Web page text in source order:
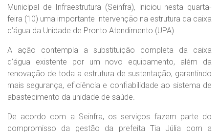
Municipal de Infraestrutura (Seinfra), iniciou nesta quarta-
feira (10) uma importante intervenção na estrutura da caixa
d’água da Unidade de Pronto Atendimento (UPA).
A ação contempla a substituição completa da caixa
d’água existente por um novo equipamento, além da
renovação de toda a estrutura de sustentação, garantindo
mais segurança, eficiência e confiabilidade ao sistema de
abastecimento da unidade de saúde.
De acordo com a Seinfra, os serviços fazem parte do
compromisso da gestão da prefeita Tia Júlia com a